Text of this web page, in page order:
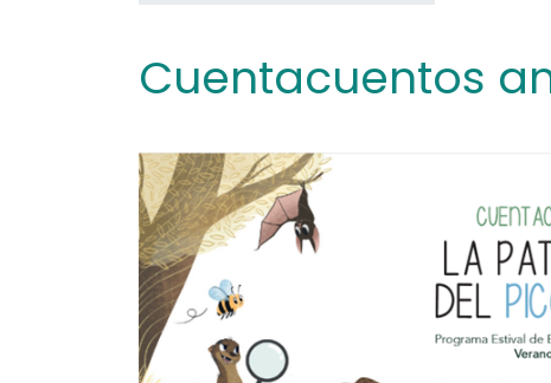
Cuentacuentos